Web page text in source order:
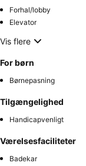
Forhal/lobby
Elevator
Vis flere
For børn
Børnepasning
Tilgængelighed
Handicapvenligt
Værelsesfaciliteter
Badekar